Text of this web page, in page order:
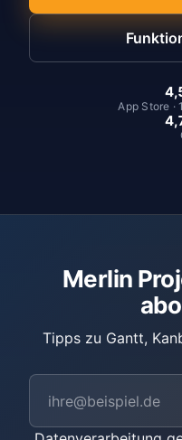
App Store ·
Merlin
Tipps zu Gantt,